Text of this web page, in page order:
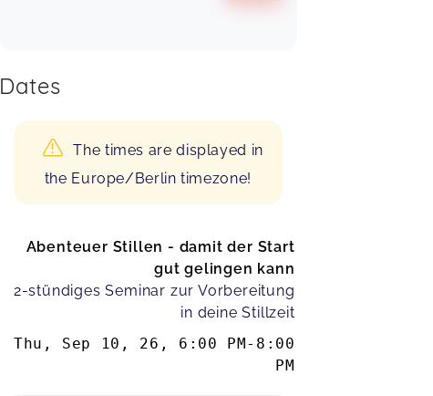
Dates
The times are displayed in
the Europe/Berlin timezone!
Abenteuer Stillen - damit der Start
gut gelingen kann
2-stündiges Seminar zur Vorbereitung
in deine Stillzeit
Thu, Sep 10, 26 , 6:00 PM - 8:00
PM